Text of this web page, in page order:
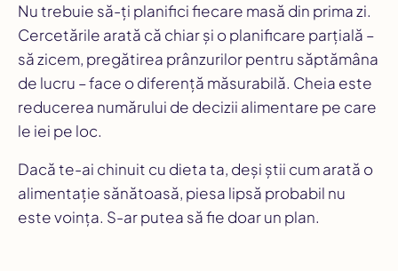
Nu trebuie să-ți planifici fiecare masă din prima zi.
Cercetările arată că chiar și o planificare parțială –
să zicem, pregătirea prânzurilor pentru săptămâna
de lucru – face o diferență măsurabilă. Cheia este
reducerea numărului de decizii alimentare pe care
le iei pe loc.
Dacă te-ai chinuit cu dieta ta, deși știi cum arată o
alimentație sănătoasă, piesa lipsă probabil nu
este voința. S-ar putea să fie doar un plan.